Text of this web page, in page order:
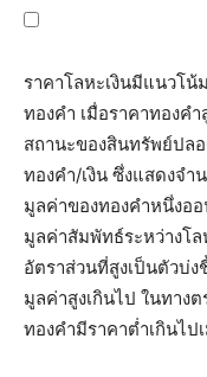
ราคาโลหะเงินมีแนวโ
ทองคำ เมื่อราคาทองค
สถานะของสินทรัพย์ปล
ทองคำ/เงิน ซึ่งแสดงจำ
มูลค่าของทองคำหนึ่งอ
มูลค่าสัมพัทธ์ระหว่างโ
อัตราส่วนที่สูงเป็นตัวบ่ง
มูลค่าสูงเกินไป ในทาง
ทองคำมีราคาต่ำเกินไป